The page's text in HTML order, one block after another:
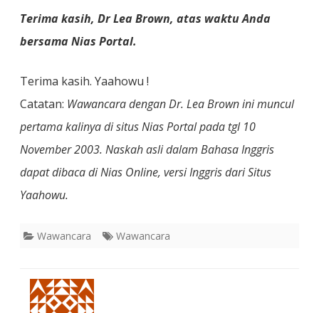
Terima kasih, Dr Lea Brown, atas waktu Anda
bersama Nias Portal.
Terima kasih. Yaahowu !
Catatan: Wawancara dengan Dr. Lea Brown ini muncul
pertama kalinya di situs Nias Portal pada tgl 10
November 2003. Naskah asli dalam Bahasa Inggris
dapat dibaca di Nias Online, versi Inggris dari Situs
Yaahowu.
Wawancara Wawancara